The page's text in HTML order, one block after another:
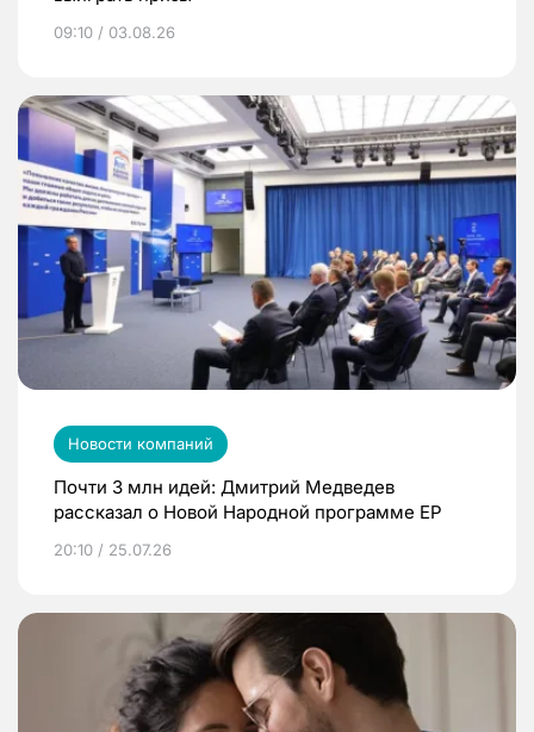
09:10 / 03.08.26
Новости компаний
Почти 3 млн идей: Дмитрий Медведев
рассказал о Новой Народной программе ЕР
20:10 / 25.07.26